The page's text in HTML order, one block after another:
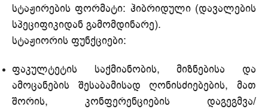
სტაჟირების ფორმატი: ჰიბრიდული (დავალების
სპეციფიკიდან გამომდინარე).
სტაჟიორის ფუნქციები:
ფაკულტეტის საქმიანობის, მიზნებისა და
ამოცანების შესაბამისად ღონისძიებების, მათ
შორის, კონფერენციების დაგეგმვა/